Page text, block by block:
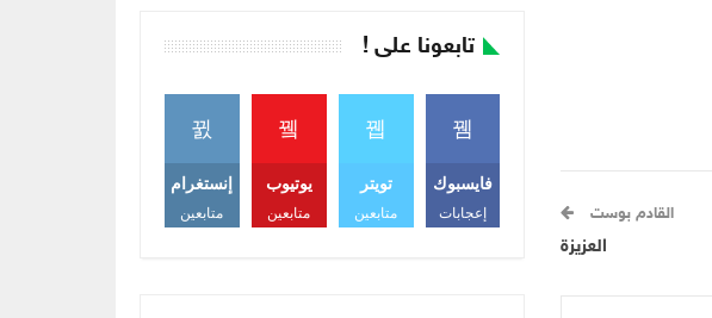
القادم بوست
العزيزة
تابعونا على !
فايسبوك
إعجابات
تويتر
متابعين
يوتيوب
متابعين
إنستغرام
متابعين